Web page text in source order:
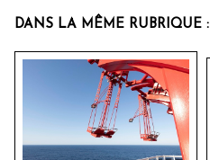
DANS LA MÊME RUBRIQUE :